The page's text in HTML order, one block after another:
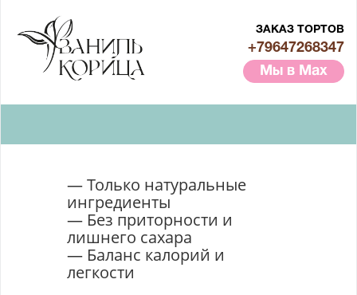
ЗАКАЗ ТОРТОВ
+79647268347
Мы в Max
— Только натуральные
ингредиенты
— Без приторности и
лишнего сахара
— Баланс калорий и
легкости